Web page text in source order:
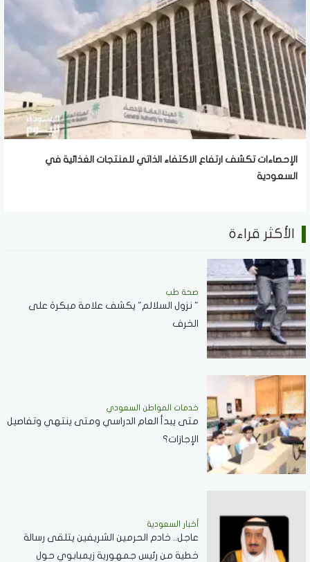
الإحصاءات تكشف ارتفاع الاكتفاء الذاتي للمنتجات الغذائية في
السعودية
الأكثر قراءة
صحة طب
" نزول السلالم" يكشف علامة مبكرة على
الخرف
خدمات المواطن السعودي
‏متى يبدأ العام الدراسي ومتى ينتهي وتفاصيل
الإجازات؟
أخبار السعودية
عاجل.. خادم الحرمين الشريفين يتلقى رسالة
خطية من رئيس جمهورية زيمبابوي حول